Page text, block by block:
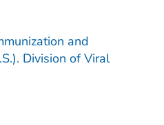
and
Division of Viral